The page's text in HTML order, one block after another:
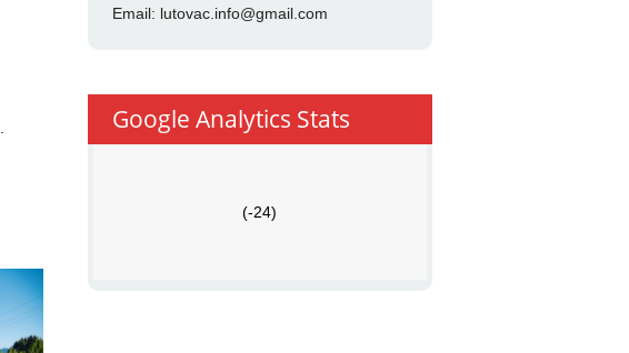
Email: lutovac.info@gmail.com
Google Analytics Stats
(-24)